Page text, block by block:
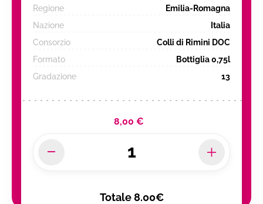
Regione
Emilia-Romagna
Nazione
Italia
Consorzio
Colli di Rimini DOC
Formato
Bottiglia 0,75l
Gradazione
13
8,00 €
Totale 8.00€